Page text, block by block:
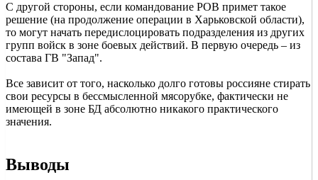
С другой стороны, если командование РОВ примет такое
решение (на продолжение операции в Харьковской области),
то могут начать передислоцировать подразделения из других
групп войск в зоне боевых действий. В первую очередь – из
состава ГВ "Запад".
Все зависит от того, насколько долго готовы россияне стирать
свои ресурсы в бессмысленной мясорубке, фактически не
имеющей в зоне БД абсолютно никакого практического
значения.
Выводы